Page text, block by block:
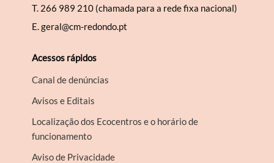
T. 266 989 210 (chamada para a rede fixa nacional)
E.geral@cm-redondo.pt
Acessos rápidos
Canal de denúncias
Avisos e Editais
Localização dos Ecocentros e o horário de
funcionamento
Aviso de Privacidade